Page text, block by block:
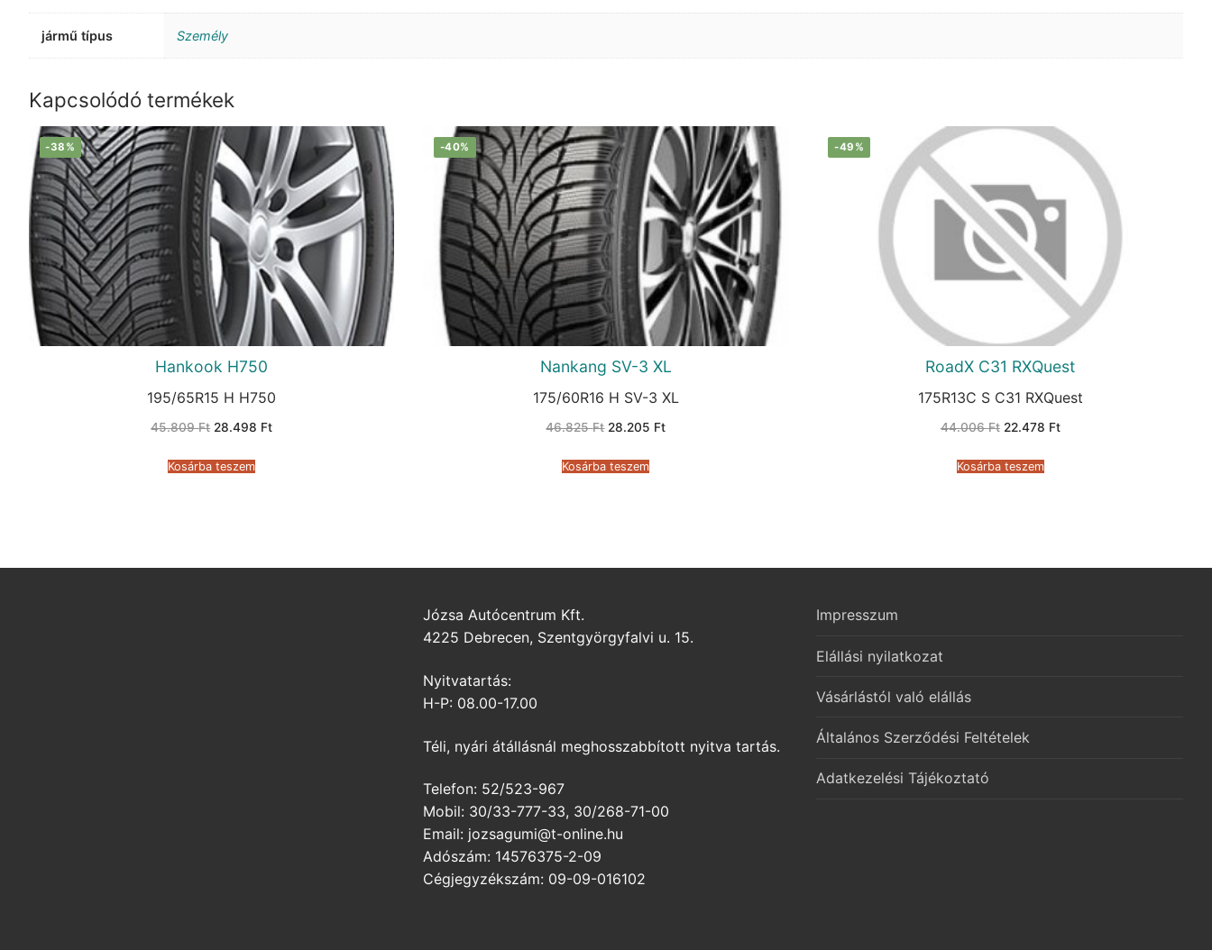
jármű típus Személy
Kapcsolódó termékek
-38%
Hankook H750
195/65R15 H H750
45.809Ft Original
45.809 Ft.
28.498 FtCurrent
Kosárba teszem
-40%
Nankang SV-3 XL
175/60R16 H SV-3 XL
46.825Ft Original
46.825 Ft.
28.205 FtCurrent
Kosárba teszem
-49%
RoadX C31 RXQuest
175R13C S C31 RXQuest
44.006Ft Original
44.006 Ft.
22.478 FtCurrent
Kosárba teszem
Józsa Autócentrum Kft.
4225 Debrecen, Szentgyörgyfalvi u. 15.
Nyitvatartás:
H-P: 08.00-17.00
Téli, nyári átállásnál meghosszabbított nyitva tartás.
Telefon: 52/523-967
Mobil: 30/33-777-33, 30/268-71-00
Email: jozsagumi@t-online.hu
Adószám: 14576375-2-09
Cégjegyzékszám: 09-09-016102
Impresszum
Elállási nyilatkozat
Vásárlástól való elállás
Általános Szerződési Feltételek
Adatkezelési Tájékoztató